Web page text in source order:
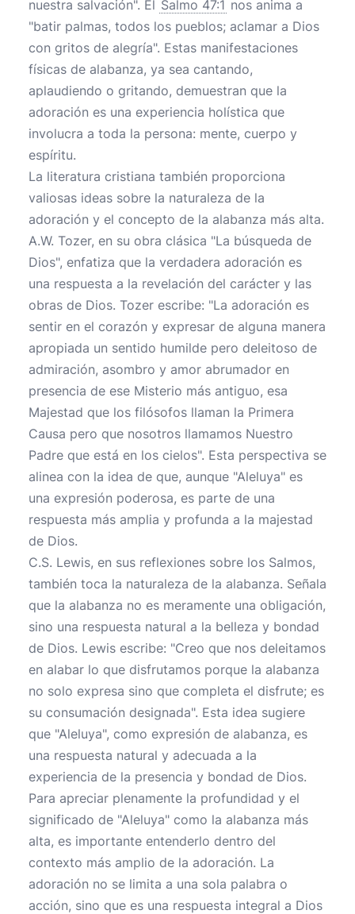
nuestra salvación". El Salmo 47:1 nos anima a
"batir palmas, todos los pueblos; aclamar a Dios
con gritos de alegría". Estas manifestaciones
físicas de alabanza, ya sea cantando,
aplaudiendo o gritando, demuestran que la
adoración es una experiencia holística que
involucra a toda la persona: mente, cuerpo y
espíritu.
La literatura cristiana también proporciona
valiosas ideas sobre la naturaleza de la
adoración y el concepto de la alabanza más alta.
A.W. Tozer, en su obra clásica "La búsqueda de
Dios", enfatiza que la verdadera adoración es
una respuesta a la revelación del carácter y las
obras de Dios. Tozer escribe: "La adoración es
sentir en el corazón y expresar de alguna manera
apropiada un sentido humilde pero deleitoso de
admiración, asombro y amor abrumador en
presencia de ese Misterio más antiguo, esa
Majestad que los filósofos llaman la Primera
Causa pero que nosotros llamamos Nuestro
Padre que está en los cielos". Esta perspectiva se
alinea con la idea de que, aunque "Aleluya" es
una expresión poderosa, es parte de una
respuesta más amplia y profunda a la majestad
de Dios.
C.S. Lewis, en sus reflexiones sobre los Salmos,
también toca la naturaleza de la alabanza. Señala
que la alabanza no es meramente una obligación,
sino una respuesta natural a la belleza y bondad
de Dios. Lewis escribe: "Creo que nos deleitamos
en alabar lo que disfrutamos porque la alabanza
no solo expresa sino que completa el disfrute; es
su consumación designada". Esta idea sugiere
que "Aleluya", como expresión de alabanza, es
una respuesta natural y adecuada a la
experiencia de la presencia y bondad de Dios.
Para apreciar plenamente la profundidad y el
significado de "Aleluya" como la alabanza más
alta, es importante entenderlo dentro del
contexto más amplio de la adoración. La
adoración no se limita a una sola palabra o
acción, sino que es una respuesta integral a Dios